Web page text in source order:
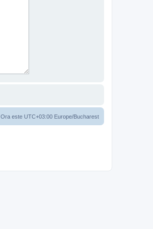
Ora este UTC+03:00 Europe/Bucharest